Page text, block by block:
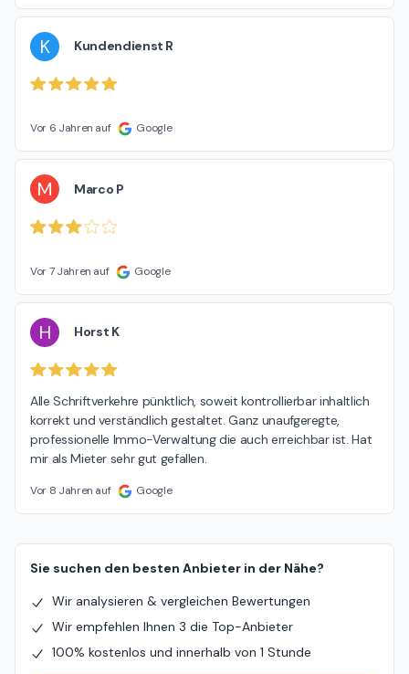
K Kundendienst R
Vor 6 Jahren auf Google
M Marco P
Vor 7 Jahren auf Google
H Horst K
Alle Schriftverkehre pünktlich, soweit kontrollierbar inhaltlich
korrekt und verständlich gestaltet. Ganz unaufgeregte,
professionelle Immo-Verwaltung die auch erreichbar ist. Hat
mir als Mieter sehr gut gefallen.
Vor 8 Jahren auf Google
Sie suchen den besten Anbieter in der Nähe?
Wir analysieren & vergleichen Bewertungen
Wir empfehlen Ihnen 3 die Top-Anbieter
100% kostenlos und innerhalb von 1 Stunde